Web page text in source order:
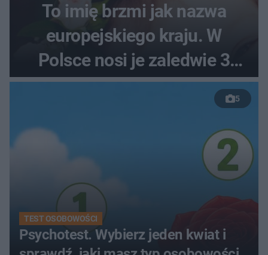
To imię brzmi jak nazwa
europejskiego kraju. W
Polsce nosi je zaledwie 3
kobiety
5
TEST OSOBOWOŚCI
Psychotest. Wybierz jeden kwiat i